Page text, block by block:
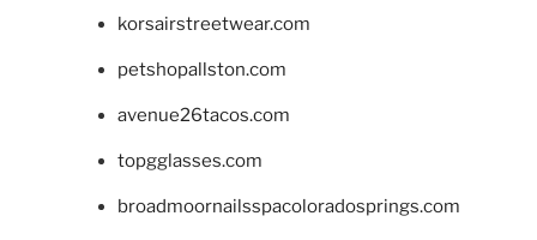
korsairstreetwear.com
petshopallston.com
avenue26tacos.com
topgglasses.com
broadmoornailsspacoloradosprings.com